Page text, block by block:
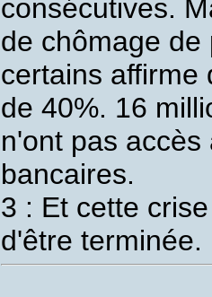
consécutives.
de chômage de
certains affirme
de 40%. 16
n'ont pas accès
bancaires.
3 : Et cette
d'être terminée.